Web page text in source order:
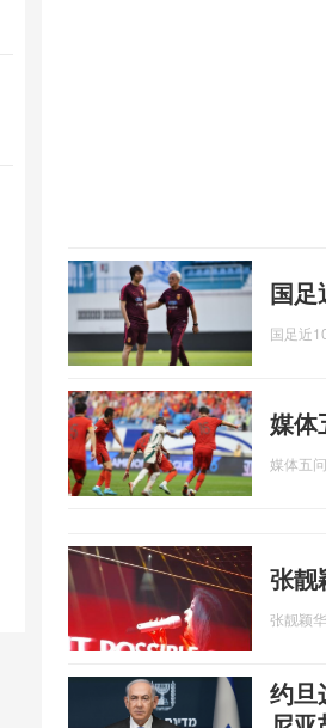
国足
国足近
媒体
媒体五
张靓
张靓颖
约旦